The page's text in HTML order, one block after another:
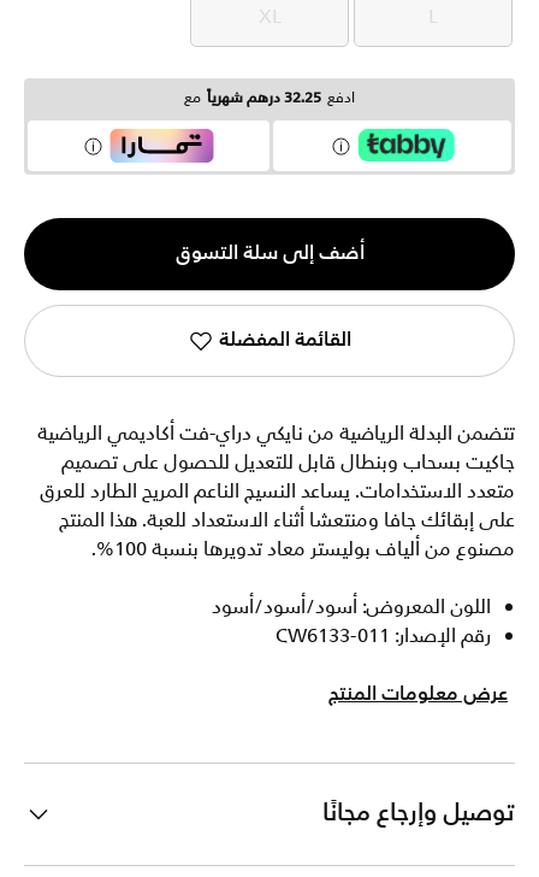
L
L
XL
XL
ادفع 32.25 درهم شهرياً مع
الكمية
1
أضف إلى سلة التسوق
القائمة المفضلة
تتضمن البدلة الرياضية من نايكي دراي-فت أكاديمي الرياضية
جاكيت بسحاب وبنطال قابل للتعديل للحصول على تصميم
متعدد الاستخدامات. يساعد النسيج الناعم المريح الطارد للعرق
على إبقائك جافا ومنتعشا أثناء الاستعداد للعبة. هذا المنتج
مصنوع من ألياف بوليستر معاد تدويرها بنسبة 100%.
اللون المعروض: أسود/أسود/أسود
رقم الإصدار: CW6133-011
عرض معلومات المنتج
توصيل وإرجاع مجانًا